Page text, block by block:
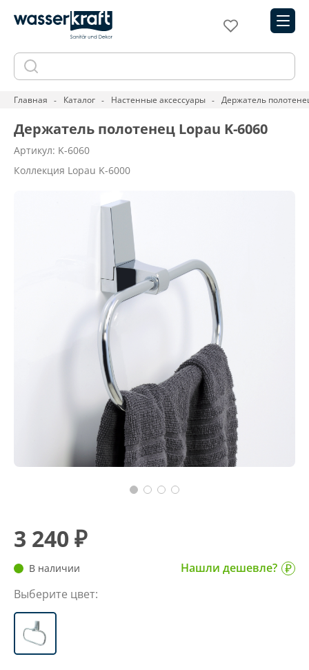
Главная Каталог Настенные аксессуары Держатель
Держатель полотенец Lopau K-6060
Артикул: K-6060
Коллекция Lopau K-6000
3 240 ₽
В наличии
Нашли дешевле?
Выберите цвет: